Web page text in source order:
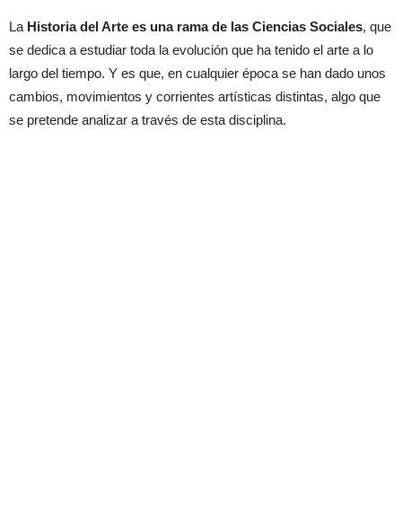
La Historia del Arte es una rama de las Ciencias Sociales, que
se dedica a estudiar toda la evolución que ha tenido el arte a lo
largo del tiempo. Y es que, en cualquier época se han dado unos
cambios, movimientos y corrientes artísticas distintas, algo que
se pretende analizar a través de esta disciplina.